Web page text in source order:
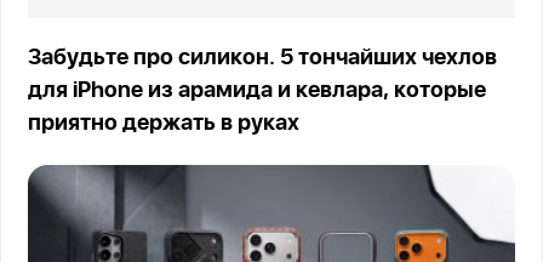
Забудьте про силикон. 5 тончайших чехлов
для iPhone из арамида и кевлара, которые
приятно держать в руках